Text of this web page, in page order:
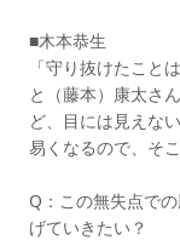
■木本恭生
「守り抜けたこと
と（藤本）康太さ
ど、目には見えな
易くなるので、そ
Q：この無失点で
げていきたい？